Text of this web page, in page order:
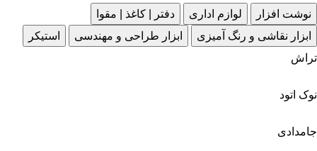
نوشت افزار لوازم اداری
دفتر | کاغذ | مقوا
ابزار نقاشی و رنگ آمیزی
ابزار طراحی و مهندسی
استیکر
تراش
نوک اتود
جامدادی